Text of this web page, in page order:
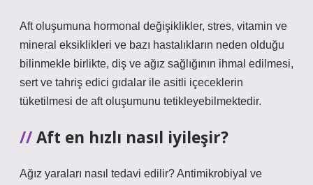
Aft oluşumuna hormonal değişiklikler, stres, vitamin ve
mineral eksiklikleri ve bazı hastalıkların neden olduğu
bilinmekle birlikte, diş ve ağız sağlığının ihmal edilmesi,
sert ve tahriş edici gıdalar ile asitli içeceklerin
tüketilmesi de aft oluşumunu tetikleyebilmektedir.
Aft en hızlı nasıl iyileşir?
Ağız yaraları nasıl tedavi edilir? Antimikrobiyal ve